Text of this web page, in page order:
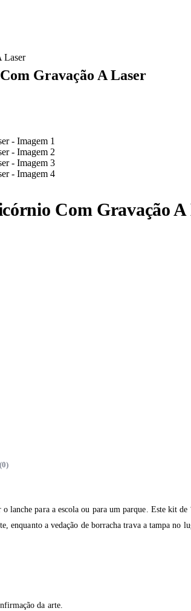
Laser
Gravação A Laser
Com Gravação A
para a escola ou para um parque. Este kit
a vedação de borracha trava a tampa no
da arte.